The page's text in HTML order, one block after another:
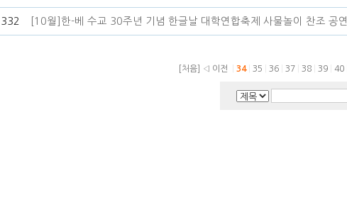
332 [10월]한-베 수교 30주년 기념 한글날 대학연합축제 사물놀이 찬조 공연
[처음] ◁ 이전 34 35 36 37 38 39 40